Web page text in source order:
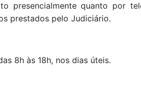
presencialmente quanto por
prestados pelo Judiciário.
8h às 18h, nos dias úteis.